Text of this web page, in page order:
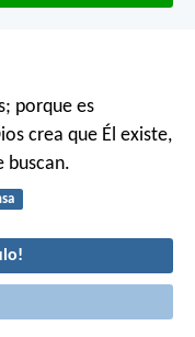
porque es
crea que Él existe,
buscan.